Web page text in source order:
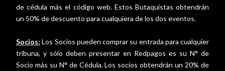
de cédula más el código web. Estos Butaquistas obtendrán
un 50% de descuento para cualquiera de los dos eventos.
Socios: Los Socios pueden comprar su entrada para cualquier
tribuna, y sólo deben presentar en Redpagos es su N° de
Socio más su N° de Cédula. Los socios obtendrán un 20% de